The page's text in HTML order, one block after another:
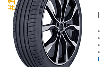
#1